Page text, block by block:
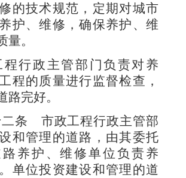
的技术规范，定期对城市
护、维修，确保养护、维
量。
程行政主管部门负责对养
程的质量进行监督检查，
路完好。
二条 市政工程行政主管部
和管理的道路，由其委托
养护、维修单位负责养
单位投资建设和管理的道